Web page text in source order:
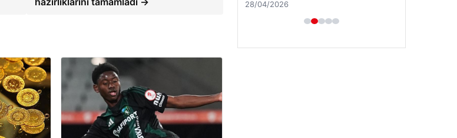
28/04/2026